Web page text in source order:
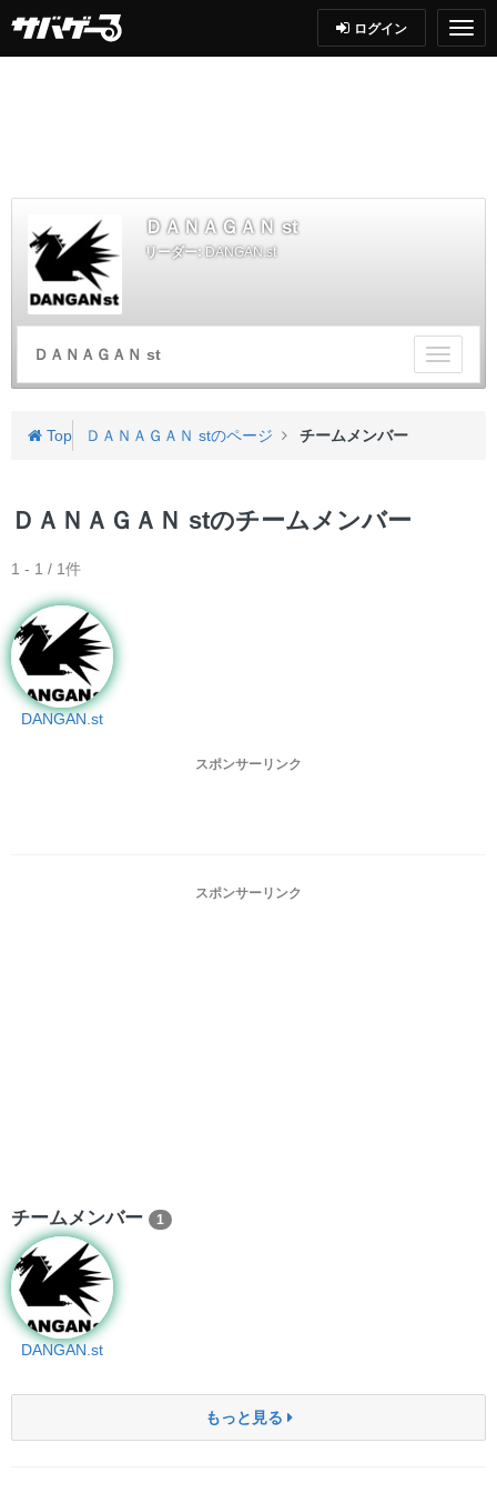
ログイン
ＤＡＮＡＧＡＮ st
リーダー: DANGAN.st
チ
ー
ＤＡＮＡＧＡＮ st
Top ＤＡＮＡＧＡＮ stのページ チームメンバー
ＤＡＮＡＧＡＮ stのチームメンバー
1 - 1 / 1件
DANGAN.st
スポンサーリンク
スポンサーリンク
チームメンバー 1
DANGAN.st
もっと見る